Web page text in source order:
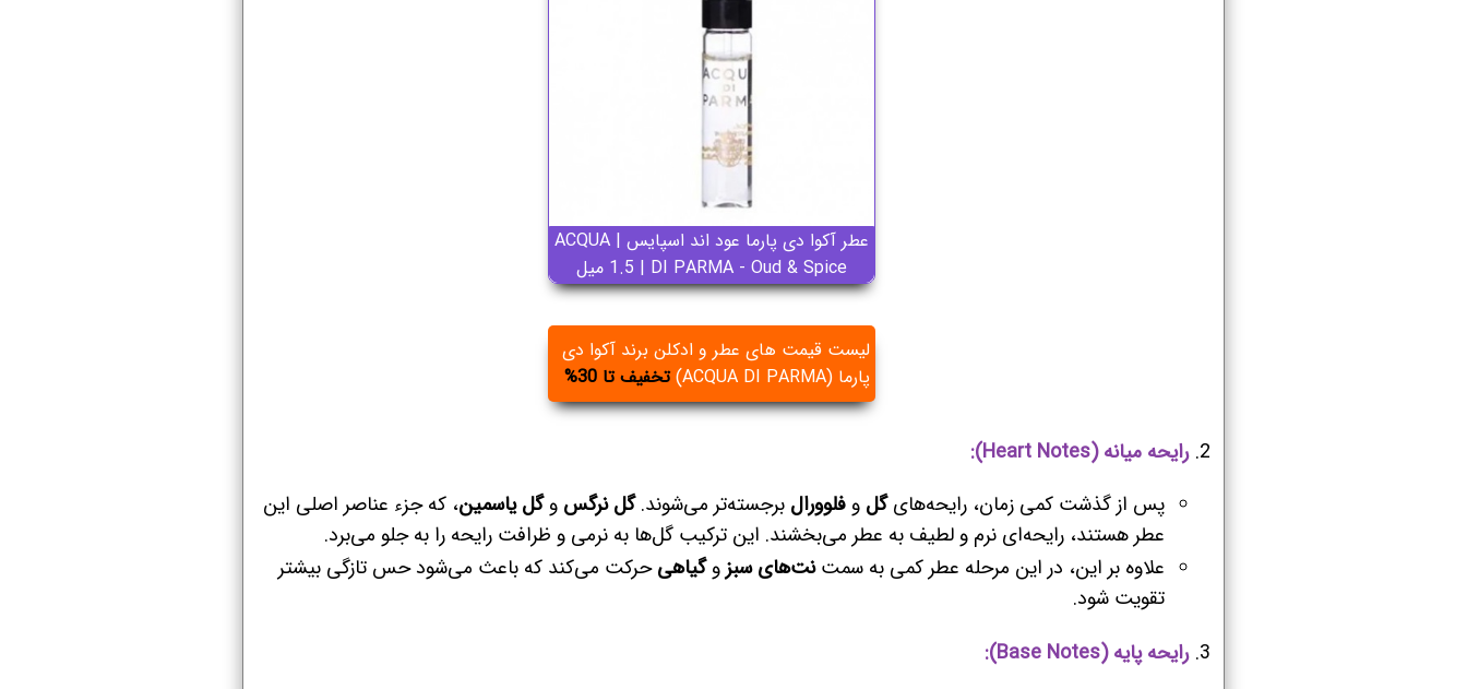
عطر آکوا دی پارما عود اند اسپایس | ACQUA
DI PARMA - Oud & Spice | ‏‎1.5 میل
لیست قیمت های عطر و ادکلن برند آکوا دی
پارما (ACQUA DI PARMA)
تخفیف تا 30%
رایحه میانه (Heart Notes):
پس از گذشت کمی زمان، رایحه‌هایگل و فلوورال برجسته‌تر می‌شوند.گل نرگس وگل یاسمین، که جزء عناصر اصلی این
عطر هستند، رایحه‌ای نرم و لطیف به عطر می‌بخشند. این ترکیب گل‌ها به نرمی و ظرافت رایحه را به جلو می‌برد.
علاوه بر این، در این مرحله عطر کمی به سمتنت‌های سبزوگیاهیحرکت می‌کند که باعث می‌شود حس تازگی بیشتر
تقویت شود.
رایحه پایه (Base Notes):